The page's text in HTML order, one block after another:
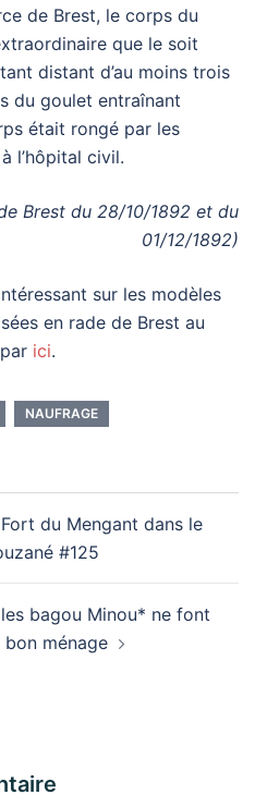
de Brest, le corps du
que le soit
distant d’au moins trois
du goulet entraînant
était rongé par les
l’hôpital civil.
Brest du 28/10/1892 et du
01/12/1892)
sur les modèles
en rade de Brest au
ici.
NAUFRAGE
Fort du Mengant dans le
#125
bagou Minou* ne font
ménage